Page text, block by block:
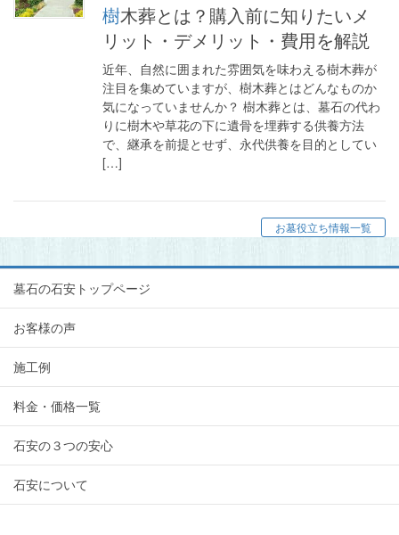
樹木葬とは？購入前に知りたいメ
リット・デメリット・費用を解説
近年、自然に囲まれた雰囲気を味わえる樹木葬が
注目を集めていますが、樹木葬とはどんなものか
気になっていませんか？ 樹木葬とは、墓石の代わ
りに樹木や草花の下に遺骨を埋葬する供養方法
で、継承を前提とせず、永代供養を目的としてい
[…]
お墓役立ち情報一覧
墓石の石安トップページ
お客様の声
施工例
料金・価格一覧
石安の３つの安心
石安について